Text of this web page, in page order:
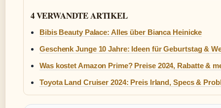
4 VERWANDTE ARTIKEL
Bibis Beauty Palace: Alles über Bianca Heinicke
Geschenk Junge 10 Jahre: Ideen für Geburtstag &
Was kostet Amazon Prime? Preise 2024, Rabatte &
Toyota Land Cruiser 2024: Preis Irland, Specs &